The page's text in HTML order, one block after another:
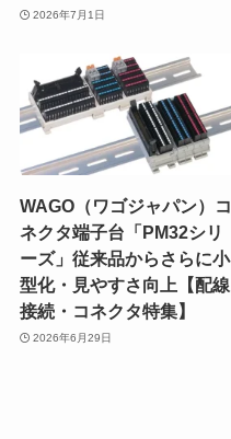
2026年7月1日
WAGO（ワゴジャパン）コ
ネクタ端子台「PM32シリ
ーズ」従来品からさらに小
型化・見やすさ向上【配線
接続・コネクタ特集】
2026年6月29日